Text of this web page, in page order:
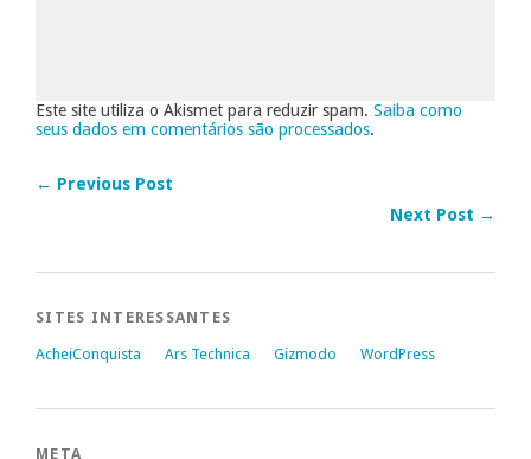
Este site utiliza o Akismet para reduzir spam. Saiba como
seus dados em comentários são processados.
← Previous Post
Next Post →
SITES INTERESSANTES
AcheiConquista Ars Technica Gizmodo WordPress
META